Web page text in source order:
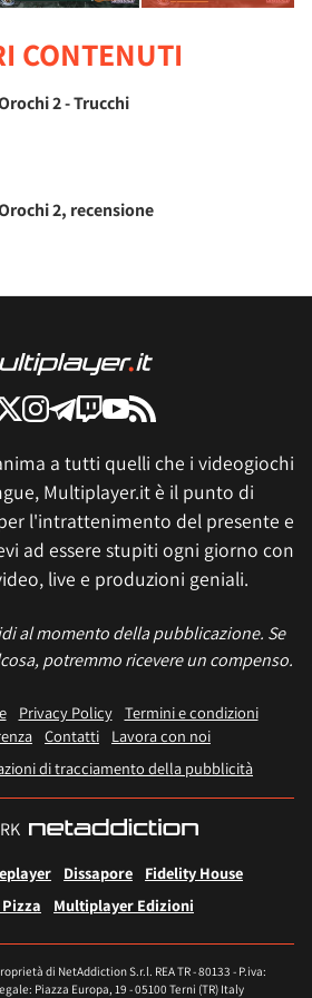
CONTENUTI
2 - Trucchi
2, recensione
a tutti quelli che i videogiochi
Multiplayer.it è il punto di
l'intrattenimento del presente e
ad essere stupiti ogni giorno con
live e produzioni geniali.
al momento della pubblicazione. Se
potremmo ricevere un compenso.
Privacy Policy
Termini e condizioni
Contatti
Lavora con noi
di tracciamento della pubblicità
Dissapore
Fidelity House
Multiplayer Edizioni
di NetAddiction S.r.l. REA TR - 80133 - P.iva:
Piazza Europa, 19 - 05100 Terni (TR) Italy